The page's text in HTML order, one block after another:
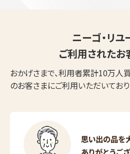
ニーゴ・リユ
ご利用されたお
おかげさまで、利用者累計10万人
のお客さまにご利用いただいており